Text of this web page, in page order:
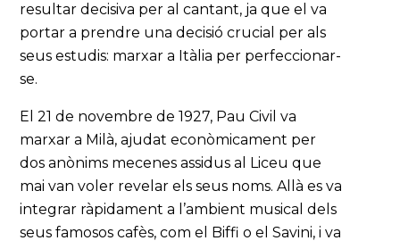
resultar decisiva per al cantant, ja que el va
portar a prendre una decisió crucial per als
seus estudis: marxar a Itàlia per perfeccionar-
se.
El 21 de novembre de 1927, Pau Civil va
marxar a Milà, ajudat econòmicament per
dos anònims mecenes assidus al Liceu que
mai van voler revelar els seus noms. Allà es va
integrar ràpidament a l’ambient musical dels
seus famosos cafès, com el Biffi o el Savini, i va